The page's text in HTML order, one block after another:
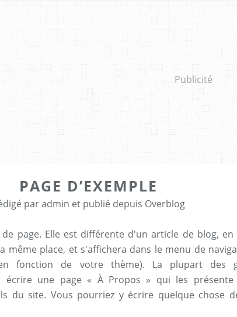
Publicité
PAGE D’EXEMPLE
par admin et publié depuis Overblog
page. Elle est différente d'un article de blog, en
même place, et s'affichera dans le menu de
fonction de votre thème). La plupart des
écrire une page « À Propos » qui les présente
du site. Vous pourriez y écrire quelque chose